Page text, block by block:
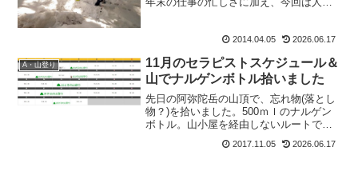
御馳走食べたいじゃない。だから野菜も
の＆おつまみの買出...
2014.04.05 2026.06.17
A・山登り
11月のセラピストスケジュール＆
山でナルゲンボトル拾いました
先日の阿弥陀岳の山頂で、忘れ物(落とし
物？)を拾いました。500ｍｌのナルゲン
ボトル。山小屋を経由しないルートで上
ます。お心当たりのある方は、もおすけ
2017.11.05 2026.06.17